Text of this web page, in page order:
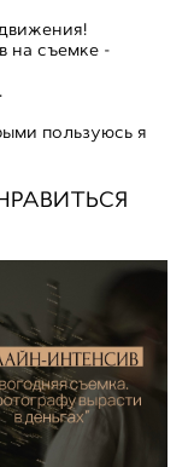
на съемке -
пользуюсь я